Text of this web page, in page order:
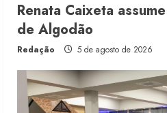
Renata Caixeta
de Algodão
Redação 5 de agosto de 2026